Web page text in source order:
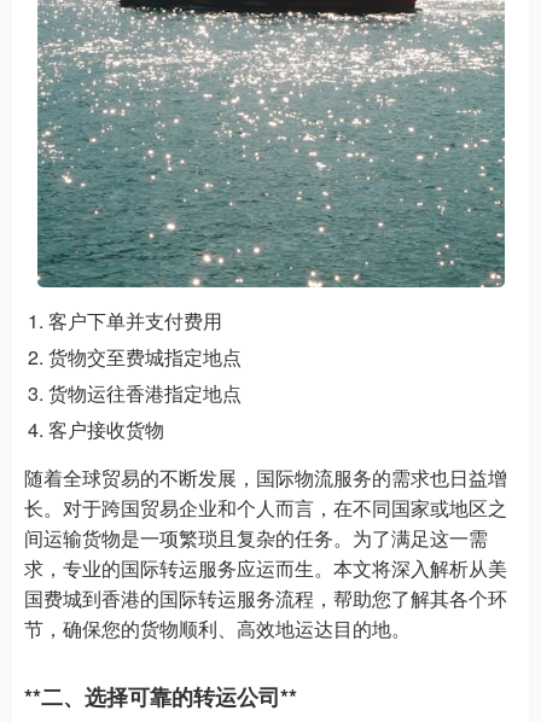
客户下单并支付费用
货物交至费城指定地点
货物运往香港指定地点
客户接收货物
随着全球贸易的不断发展，国际物流服务的需求也日益增
长。对于跨国贸易企业和个人而言，在不同国家或地区之
间运输货物是一项繁琐且复杂的任务。为了满足这一需
求，专业的国际转运服务应运而生。本文将深入解析从美
国费城到香港的国际转运服务流程，帮助您了解其各个环
节，确保您的货物顺利、高效地运达目的地。
**二、选择可靠的转运公司**